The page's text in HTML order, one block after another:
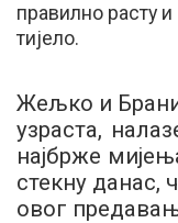
правилно расту и
тијело.
Жељко и
узраста,
најбрже
стекну данас,
овог